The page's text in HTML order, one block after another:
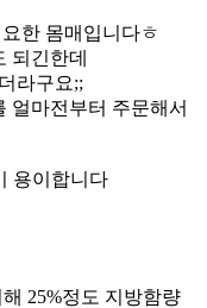
한 몸매입니다ㅎ
되긴한데
라구요;;
얼마전부터 주문해서
용이합니다
25%정도 지방함량